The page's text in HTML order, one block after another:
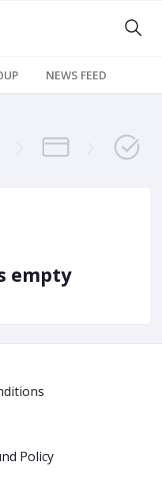
NEWS FEED
empty
Policy